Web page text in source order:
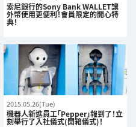
索尼銀行的Sony Bank WALLET讓
外幣使用更便利！會員限定的開心特
典！
2015.05.26(Tue)
機器人新進員工「Pepper」報到了！立
刻舉行了入社儀式(開箱儀式)！